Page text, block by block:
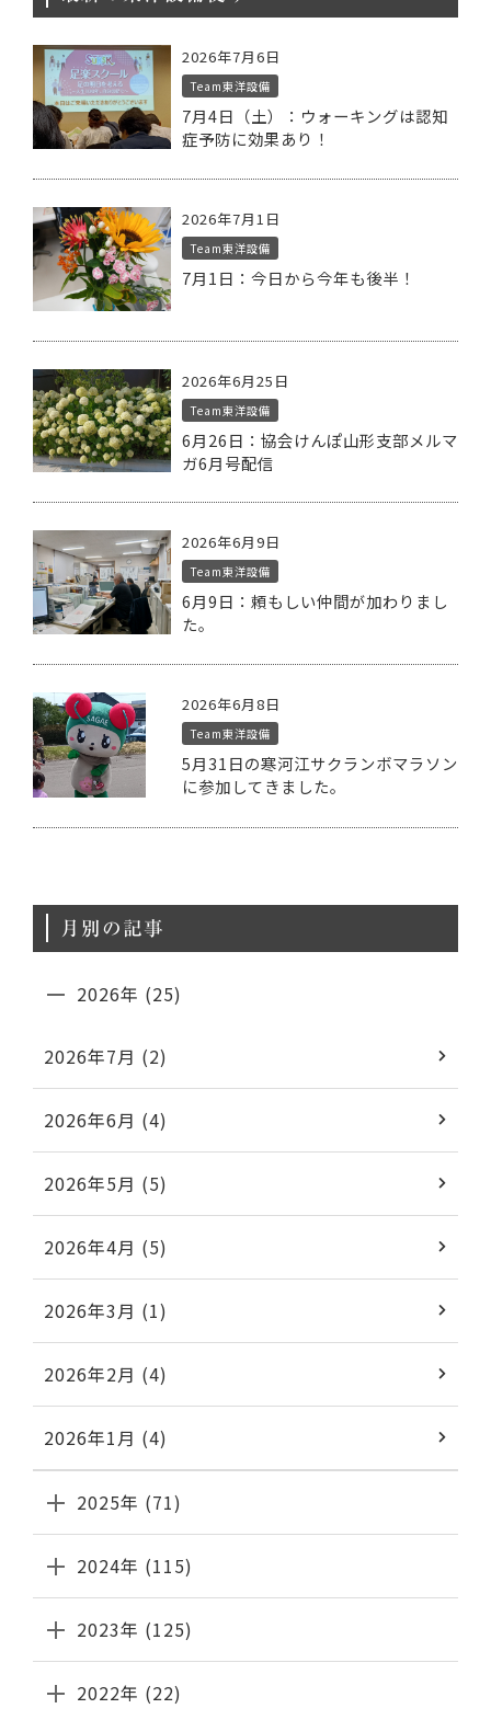
2026年7月6日
Team東洋設備
7月4日（土）：ウォーキングは認知
症予防に効果あり！
2026年7月1日
Team東洋設備
7月1日：今日から今年も後半！
2026年6月25日
Team東洋設備
6月26日：協会けんぽ山形支部メルマ
ガ6月号配信
2026年6月9日
Team東洋設備
6月9日：頼もしい仲間が加わりまし
た。
2026年6月8日
Team東洋設備
5月31日の寒河江サクランボマラソン
に参加してきました。
月別の記事
2026年 (25)
2026年7月 (2)
2026年6月 (4)
2026年5月 (5)
2026年4月 (5)
2026年3月 (1)
2026年2月 (4)
2026年1月 (4)
2025年 (71)
2024年 (115)
2023年 (125)
2022年 (22)